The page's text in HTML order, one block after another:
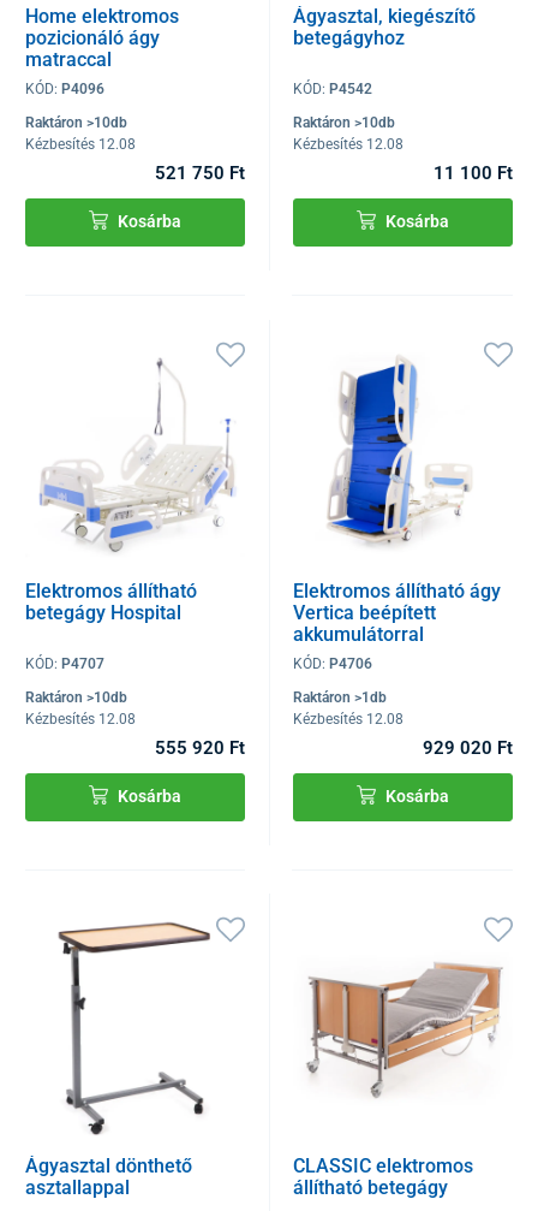
Home elektromos
pozicionáló ágy
matraccal
KÓD: P4096
Raktáron >10db
Kézbesítés 12.08
521 750 Ft
Kosárba
Ágyasztal, kiegészítő
betegágyhoz
KÓD:P4542
Raktáron >10db
Kézbesítés 12.08
11 100 Ft
Kosárba
Elektromos állítható
betegágy Hospital
KÓD: P4707
Raktáron >10db
Kézbesítés 12.08
555 920 Ft
Kosárba
Elektromos állítható ágy
Vertica beépített
akkumulátorral
KÓD:P4706
Raktáron >1db
Kézbesítés 12.08
929 020 Ft
Kosárba
Ágyasztal dönthető
asztallappal
CLASSIC elektromos
állítható betegágy